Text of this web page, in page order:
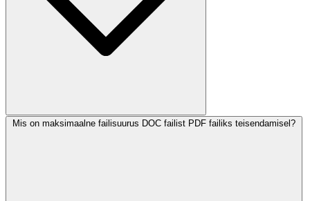
Mis on maksimaalne failisuurus DOC failist PDF failiks teisendamisel?